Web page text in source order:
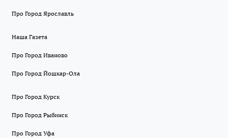
Про Город Ярославль
Наша Газета
Про Город Иваново
Про Город Йошкар-Ола
Про Город Курск
Про Город Рыбинск
Про Город Уфа